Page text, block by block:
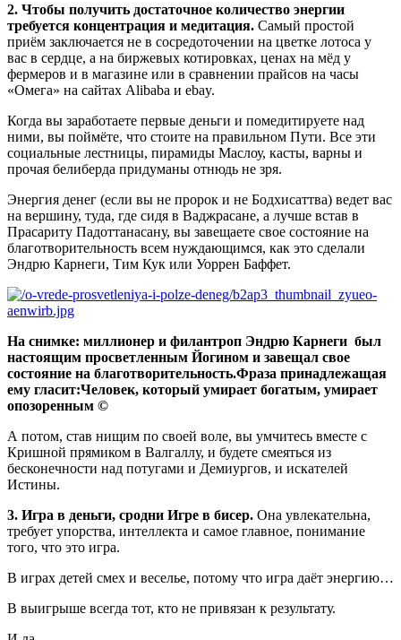
2. Чтобы получить достаточное количество энергии
требуется концентрация и медитация. Самый простой
приём заключается не в сосредоточении на цветке лотоса у
вас в сердце, а на биржевых котировках, ценах на мёд у
фермеров и в магазине или в сравнении прайсов на часы
«Омега» на сайтах Alibaba и еbay.
Когда вы заработаете первые деньги и помедитируете над
ними, вы поймёте, что стоите на правильном Пути. Все эти
социальные лестницы, пирамиды Маслоу, касты, варны и
прочая белиберда придуманы отнюдь не зря.
Энергия денег (если вы не пророк и не Бодхисаттва) ведет вас
на вершину, туда, где сидя в Ваджрасане, а лучше встав в
Прасариту Падоттанасану, вы завещаете свое состояние на
благотворительность всем нуждающимся, как это сделали
Эндрю Карнеги, Тим Кук или Уоррен Баффет.
На снимке: миллионер и филантроп Эндрю Карнеги был
настоящим просветленным Йогином и завещал свое
состояние на благотворительность.Фраза принадлежащая
ему гласит:Человек, который умирает богатым, умирает
опозоренным ©
А потом, став нищим по своей воле, вы умчитесь вместе с
Кришной прямиком в Валгаллу, и будете смеяться из
бесконечности над потугами и Демиургов, и искателей
Истины.
3. Игра в деньги, сродни Игре в бисер. Она увлекательна,
требует упорства, интеллекта и самое главное, понимание
того, что это игра.
В играх детей смех и веселье, потому что игра даёт энергию…
В выигрыше всегда тот, кто не привязан к результату.